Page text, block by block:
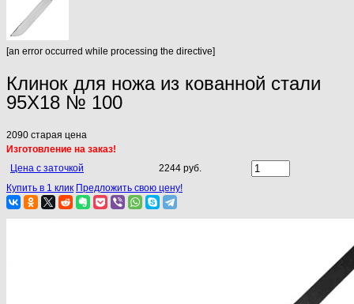
[an error occurred while processing the directive]
Клинок для ножа из кованной стали
95Х18 № 100
2090 старая цена
Изготовление на заказ!
Цена с заточкой
2244 руб.
Купить в 1 клик Предложить свою цену!